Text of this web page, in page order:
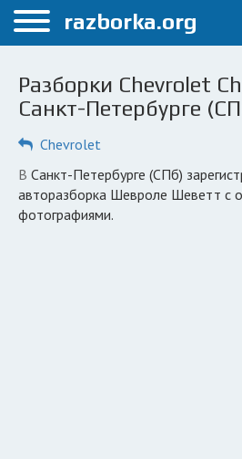
Меню
Санкт-Петербург
Автосервисы
Разборки Chevrolet
Санкт-Петербурге
Chevrolet
в Санкт-Петербурге (СПб) зарегистрирована 1
авторазборка Шевроле Шеветт с
фотографиями.
razborka.org